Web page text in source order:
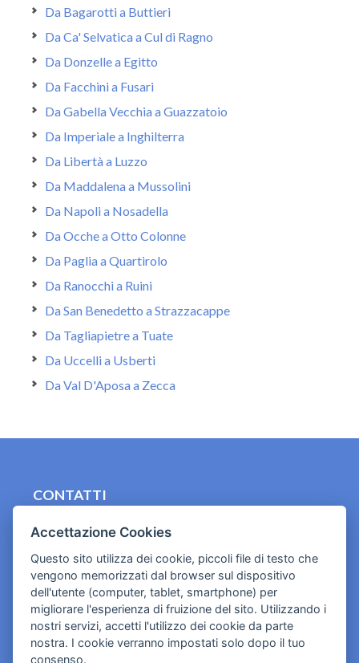
Da Bagarotti a Buttieri
Da Ca' Selvatica a Cul di Ragno
Da Donzelle a Egitto
Da Facchini a Fusari
Da Gabella Vecchia a Guazzatoio
Da Imperiale a Inghilterra
Da Libertà a Luzzo
Da Maddalena a Mussolini
Da Napoli a Nosadella
Da Ocche a Otto Colonne
Da Paglia a Quartirolo
Da Ranocchi a Ruini
Da San Benedetto a Strazzacappe
Da Tagliapietre a Tuate
Da Uccelli a Usberti
Da Val D'Aposa a Zecca
CONTATTI
Cookies e informativa privacy
Accettazione Cookies
Questo sito utilizza dei cookie, piccoli file di testo che
vengono memorizzati dal browser sul dispositivo
dell'utente (computer, tablet, smartphone) per
migliorare l'esperienza di fruizione del sito. Utilizzando i
nostri servizi, accetti l'utilizzo dei cookie da parte
nostra. I cookie verranno impostati solo dopo il tuo
consenso.